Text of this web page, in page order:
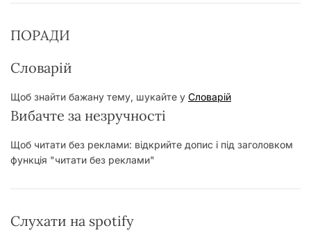
ПОРАДИ
Словарій
Щоб знайти бажану тему, шукайте у Словарій
Вибачте за незручності
Щоб читати без реклами: відкрийте допис і під заголовком
функція "читати без реклами"
Слухати на spotify